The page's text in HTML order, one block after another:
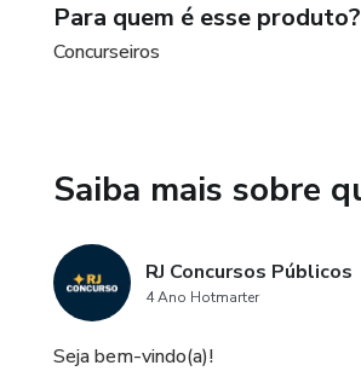
Para quem é esse produto?
Concurseiros
Saiba mais sobre
RJ Concursos Públicos
4 Ano Hotmarter
Seja bem-vindo(a)!